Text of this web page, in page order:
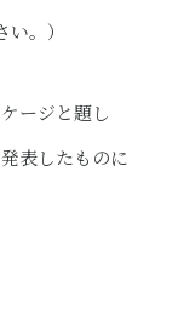
。）
ージと題し
表したものに